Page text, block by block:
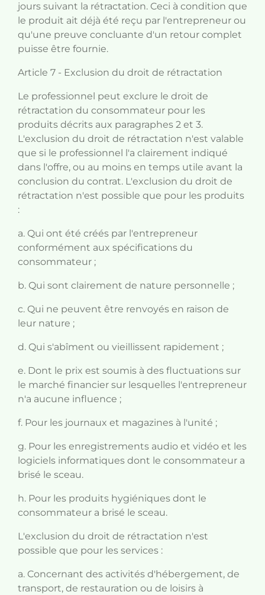
jours suivant la rétractation. Ceci à condition que
le produit ait déjà été reçu par l'entrepreneur ou
qu'une preuve concluante d'un retour complet
puisse être fournie.
Article 7 - Exclusion du droit de rétractation
Le professionnel peut exclure le droit de
rétractation du consommateur pour les
produits décrits aux paragraphes 2 et 3.
L'exclusion du droit de rétractation n'est valable
que si le professionnel l'a clairement indiqué
dans l'offre, ou au moins en temps utile avant la
conclusion du contrat. L'exclusion du droit de
rétractation n'est possible que pour les produits
:
a. Qui ont été créés par l'entrepreneur
conformément aux spécifications du
consommateur ;
b. Qui sont clairement de nature personnelle ;
c. Qui ne peuvent être renvoyés en raison de
leur nature ;
d. Qui s'abîment ou vieillissent rapidement ;
e. Dont le prix est soumis à des fluctuations sur
le marché financier sur lesquelles l'entrepreneur
n'a aucune influence ;
f. Pour les journaux et magazines à l'unité ;
g. Pour les enregistrements audio et vidéo et les
logiciels informatiques dont le consommateur a
brisé le sceau.
h. Pour les produits hygiéniques dont le
consommateur a brisé le sceau.
L'exclusion du droit de rétractation n'est
possible que pour les services :
a. Concernant des activités d'hébergement, de
transport, de restauration ou de loisirs à